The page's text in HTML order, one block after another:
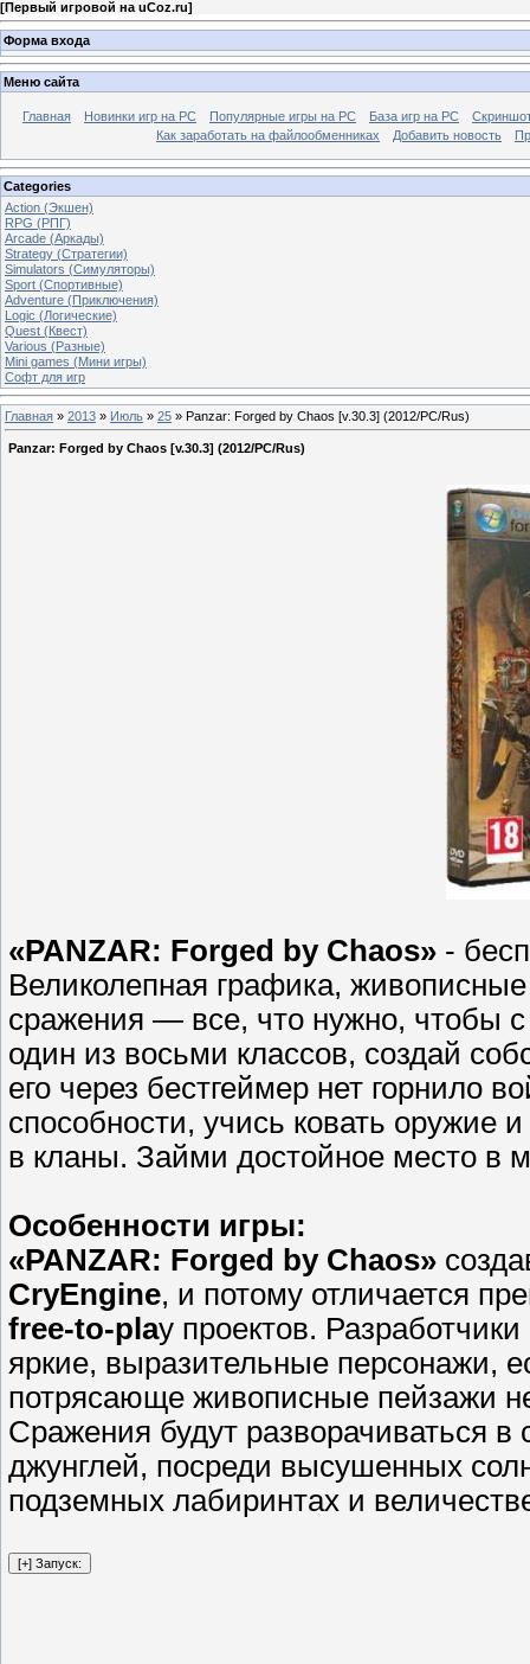
[Первый игровой на uCoz.ru]
Форма входа
Меню сайта
Главная Новинки игр на PC Популярные игры на PC База игр на РС
Как заработать на файлообменниках
Добавить новость
Categories
Action (Экшен)
RPG (РПГ)
Arcade (Аркады)
Strategy (Стратегии)
Simulators (Симуляторы)
Sport (Спортивные)
Adventure (Приключения)
Logic (Логические)
Quest (Квест)
Various (Разные)
Mini games (Мини игры)
Софт для игр
Главная » 2013 » Июль » 25 » Panzar: Forged by Chaos [v.30.3] (2012/PC/Rus)
Panzar: Forged by Chaos [v.30.3] (2012/PC/Rus)
«PANZAR: Forged by Chaos» -
Великолепная графика,
сражения — все, что нужно, чтобы
один из восьми классов, создай
его через бестгеймер нет горнило
способности, учись ковать оружие
в кланы. Займи достойное место в
Особенности игры:
«PANZAR: Forged by Chaos»
CryEngine, и потому отличается
free-to-play проектов.
яркие, выразительные персонажи,
потрясающе живописные пейзажи
Сражения будут разворачиваться
джунглей, посреди высушенных
подземных лабиринтах и